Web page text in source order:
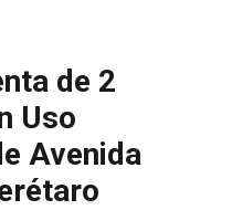
de 2
Uso
Avenida